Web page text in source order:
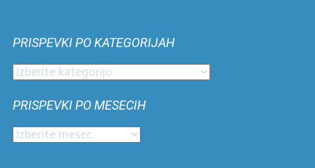
PRISPEVKI PO KATEGORIJAH
Prispevki
kategorijah
PRISPEVKI PO MESECIH
Prispevki